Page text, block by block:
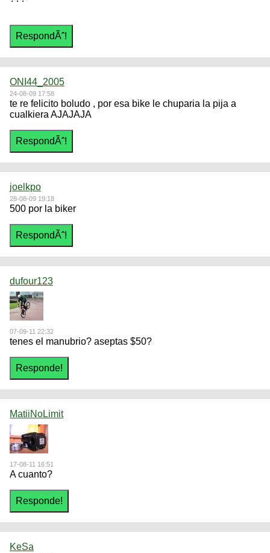
ONI44_2005
24-08-09 17:58
te re felicito boludo , por esa bike le chuparia la pija a
cualkiera AJAJAJA
joelkpo
28-08-09 19:18
500 por la biker
dufour123
07-09-11 22:32
tenes el manubrio? aseptas $50?
MatiiNoLimit
17-08-11 16:51
A cuanto?
KeSa